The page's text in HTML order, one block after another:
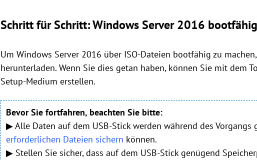
Schritt für Schritt: Windows Server 2016
Um Windows Server 2016 über ISO-Dateien bootfähig zu
herunterladen. Wenn Sie dies getan haben, können Sie mit dem
Setup-Medium erstellen.
Bevor Sie fortfahren, beachten Sie bitte:
▶ Alle Daten auf dem USB-Stick werden während des Vorgangs
erforderlichen Dateien sichern können.
▶ Stellen Sie sicher, dass auf dem USB-Stick genügend